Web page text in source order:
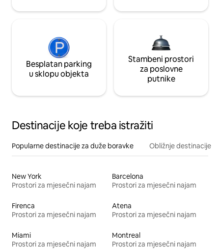
Besplatan parking
u sklopu objekta
Stambeni prostori
za poslovne
putnike
Destinacije koje treba istražiti
Popularne destinacije za duže boravke Obližnje destinacije
New York
Prostori za mjesečni najam
Barcelona
Prostori za mjesečni najam
Firenca
Prostori za mjesečni najam
Atena
Prostori za mjesečni najam
Miami
Prostori za mjesečni najam
Montreal
Prostori za mjesečni najam